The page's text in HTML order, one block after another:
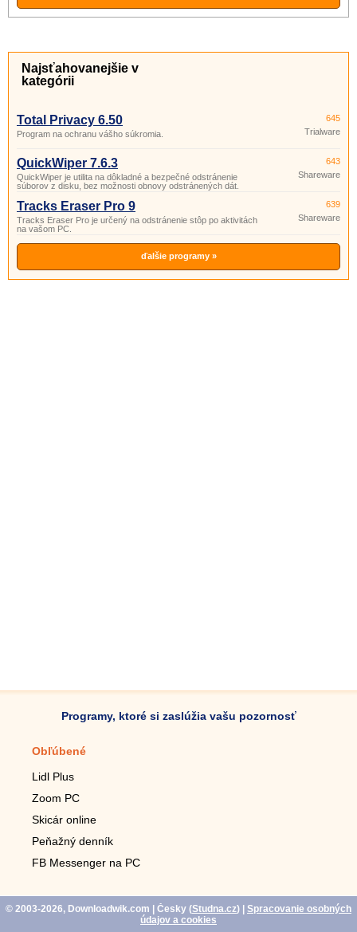
Najsťahovanejšie v
kategórii
Total Privacy 6.50
Program na ochranu vášho súkromia.
645
Trialware
QuickWiper 7.6.3
QuickWiper je utilita na dôkladné a bezpečné odstránenie
súborov z disku, bez možnosti obnovy odstránených dát.
643
Shareware
Tracks Eraser Pro 9
Tracks Eraser Pro je určený na odstránenie stôp po aktivitách
na vašom PC.
639
Shareware
ďalšie programy »
Programy, ktoré si zaslúžia vašu pozornosť
Obľúbené
Lidl Plus
Zoom PC
Skicár online
Peňažný denník
FB Messenger na PC
© 2003-2026, Downloadwik.com | Česky (Studna.cz)
Spracovanie osobných
údajov a cookies